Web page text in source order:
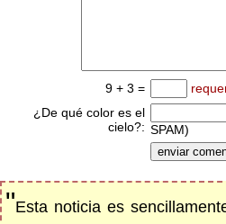
9 + 3 =
¿De qué color es el
cielo?: SPAM)
"Esta noticia es